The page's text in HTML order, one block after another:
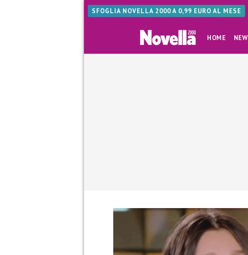
SFOGLIA NOVELLA 2000 A 0,99 EURO AL MESE
HOME